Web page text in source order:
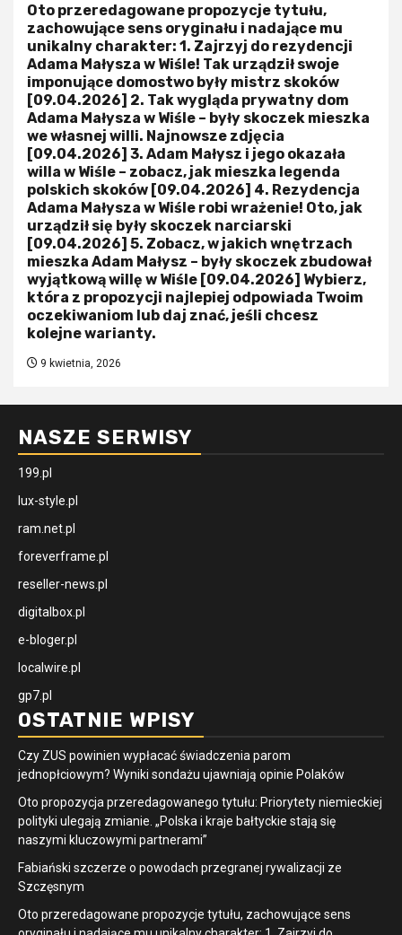
Oto przeredagowane propozycje tytułu,
zachowujące sens oryginału i nadające mu
unikalny charakter: 1. Zajrzyj do rezydencji
Adama Małysza w Wiśle! Tak urządził swoje
imponujące domostwo były mistrz skoków
[09.04.2026] 2. Tak wygląda prywatny dom
Adama Małysza w Wiśle – były skoczek mieszka
we własnej willi. Najnowsze zdjęcia
[09.04.2026] 3. Adam Małysz i jego okazała
willa w Wiśle – zobacz, jak mieszka legenda
polskich skoków [09.04.2026] 4. Rezydencja
Adama Małysza w Wiśle robi wrażenie! Oto, jak
urządził się były skoczek narciarski
[09.04.2026] 5. Zobacz, w jakich wnętrzach
mieszka Adam Małysz – były skoczek zbudował
wyjątkową willę w Wiśle [09.04.2026] Wybierz,
która z propozycji najlepiej odpowiada Twoim
oczekiwaniom lub daj znać, jeśli chcesz
kolejne warianty.
9 kwietnia, 2026
NASZE SERWISY
199.pl
lux-style.pl
ram.net.pl
foreverframe.pl
reseller-news.pl
digitalbox.pl
e-bloger.pl
localwire.pl
gp7.pl
OSTATNIE WPISY
Czy ZUS powinien wypłacać świadczenia parom
jednopłciowym? Wyniki sondażu ujawniają opinie Polaków
Oto propozycja przeredagowanego tytułu: Priorytety niemieckiej
polityki ulegają zmianie. „Polska i kraje bałtyckie stają się
naszymi kluczowymi partnerami”
Fabiański szczerze o powodach przegranej rywalizacji ze
Szczęsnym
Oto przeredagowane propozycje tytułu, zachowujące sens